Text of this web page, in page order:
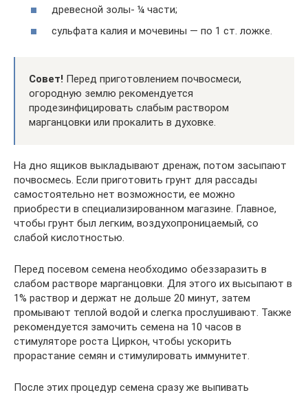
древесной золы- ¼ части;
сульфата калия и мочевины — по 1 ст. ложке.
Совет! Перед приготовлением почвосмеси,
огородную землю рекомендуется
продезинфицировать слабым раствором
марганцовки или прокалить в духовке.
На дно ящиков выкладывают дренаж, потом засыпают
почвосмесь. Если приготовить грунт для рассады
самостоятельно нет возможности, ее можно
приобрести в специализированном магазине. Главное,
чтобы грунт был легким, воздухопроницаемый, со
слабой кислотностью.
Перед посевом семена необходимо обеззаразить в
слабом растворе марганцовки. Для этого их высыпают в
1% раствор и держат не дольше 20 минут, затем
промывают теплой водой и слегка прослушивают. Также
рекомендуется замочить семена на 10 часов в
стимуляторе роста Циркон, чтобы ускорить
прорастание семян и стимулировать иммунитет.
После этих процедур семена сразу же выпивать